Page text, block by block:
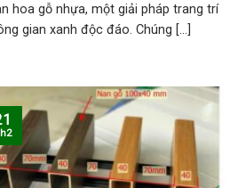
hoa gỗ nhựa, một giải pháp trang trí
gian xanh độc đáo. Chúng [...]